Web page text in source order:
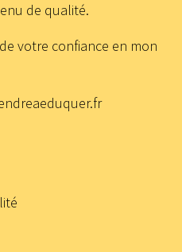
de qualité.
votre confiance en mon